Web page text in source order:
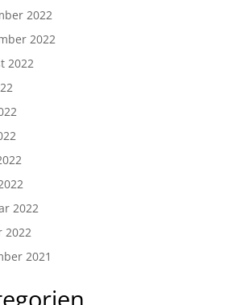
2022
2022
2022
2022
2022
2021